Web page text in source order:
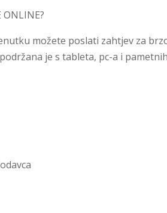
ONLINE?
možete poslati zahtjev za
je s tableta, pc-a i